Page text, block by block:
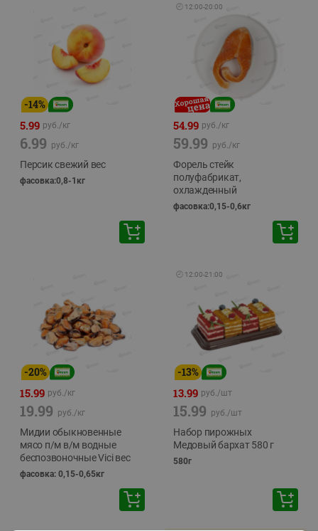
-14%
5.99 руб./кг
6.99 руб./кг
Персик свежий вес
фасовка:0,8-1кг
🕘 12:00-20:00
54.99 руб./кг
59.99 руб./кг
Форель стейк
полуфабрикат,
охлажденный
фасовка:0,15-0,6кг
-20%
15.99 руб./кг
19.99 руб./кг
Мидии обыкновенные
мясо п/м в/м водные
беспозвоночные Vici вес
фасовка: 0,15-0,65кг
🕘 12:00-21:00
-13%
13.99 руб./шт
15.99 руб./шт
Набор пирожных
Медовый бархат 580 г
580г